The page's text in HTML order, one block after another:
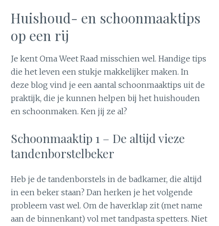
Huishoud- en schoonmaaktips
op een rij
Je kent Oma Weet Raad misschien wel. Handige tips
die het leven een stukje makkelijker maken. In
deze blog vind je een aantal schoonmaaktips uit de
praktijk, die je kunnen helpen bij het huishouden
en schoonmaken. Ken jij ze al?
Schoonmaaktip 1 – De altijd vieze
tandenborstelbeker
Heb je de tandenborstels in de badkamer, die altijd
in een beker staan? Dan herken je het volgende
probleem vast wel. Om de haverklap zit (met name
aan de binnenkant) vol met tandpasta spetters. Niet